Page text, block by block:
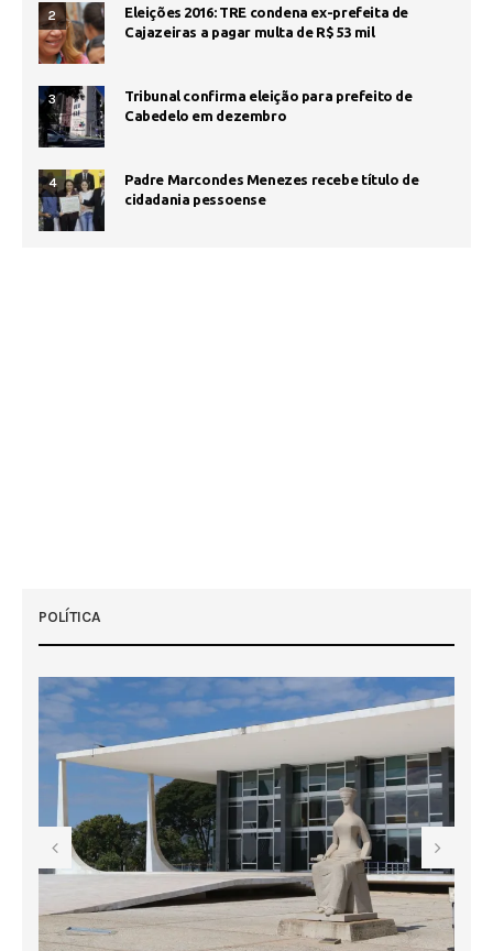
2
Eleições 2016: TRE condena ex-prefeita de
Cajazeiras a pagar multa de R$ 53 mil
3
Tribunal confirma eleição para prefeito de
Cabedelo em dezembro
4
Padre Marcondes Menezes recebe título de
cidadania pessoense
POLÍTICA